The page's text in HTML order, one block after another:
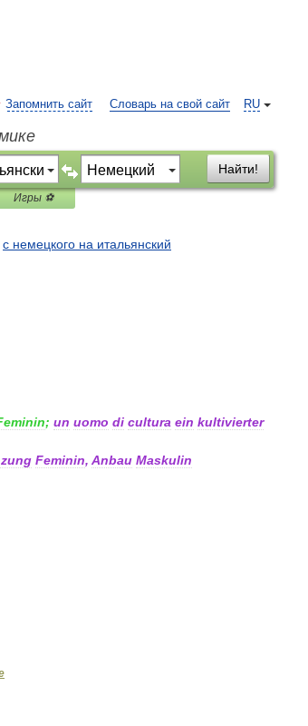
RU
Запомнить сайт Словарь на свой сайт
Найти!
Игры ⚽
с немецкого на итальянский
; un uomo di cultura ein kultivierter
Feminin, Anbau Maskulin